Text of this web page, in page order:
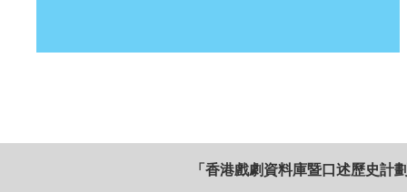
「香港戲劇資料庫暨口述歷史計